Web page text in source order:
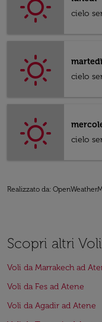
cielo
martedì
cielo
cielo
Realizzato da:
Scopri altri
Voli da Marrakech ad
Voli da Fes ad Atene
Voli da Agadir ad Atene